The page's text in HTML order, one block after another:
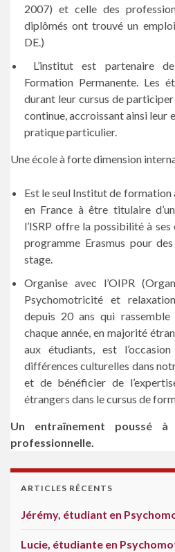
2007) et celle des
diplômés ont trouvé un
DE.)
L’institut est partenaire
Formation Permanente. Les
durant leur cursus de
continue, accroissant ainsi leur
pratique particulier.
Une école à forte dimension
Est le seul Institut de formation
en France à être titulaire
l’ISRP offre la possibilité à
programme Erasmus pour
stage.
Organise avec l’OIPR
Psychomotricité et
depuis 20 ans qui
chaque année, en majorité
aux étudiants, est
différences culturelles dans
et de bénéficier de
étrangers dans le cursus de
Un entraînement poussé
professionnelle.
ARTICLES RÉCENTS
Jérémy, étudiant en
Lucie, étudiante en